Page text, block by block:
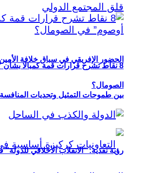
الحضور الإفريقي في سباق خلافة
بين طموحات التمثيل وتحديات المنافسة
8 نقاط تشرح قرارات قمة كمبالا
الصومال؟
رؤية نقدية: “الانقلاب الأخلاقي